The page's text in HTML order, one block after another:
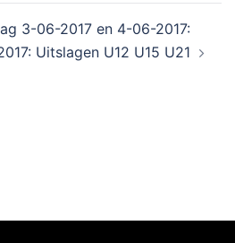
3-06-2017 en 4-06-2017:
Uitslagen U12 U15 U21